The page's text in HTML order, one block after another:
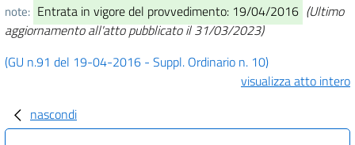
note: Entrata in vigore del provvedimento: 19/04/2016 (Ultimo
aggiornamento all'atto pubblicato il 31/03/2023)
(GU n.91 del 19-04-2016 - Suppl. Ordinario n. 10)
visualizza atto intero
nascondi